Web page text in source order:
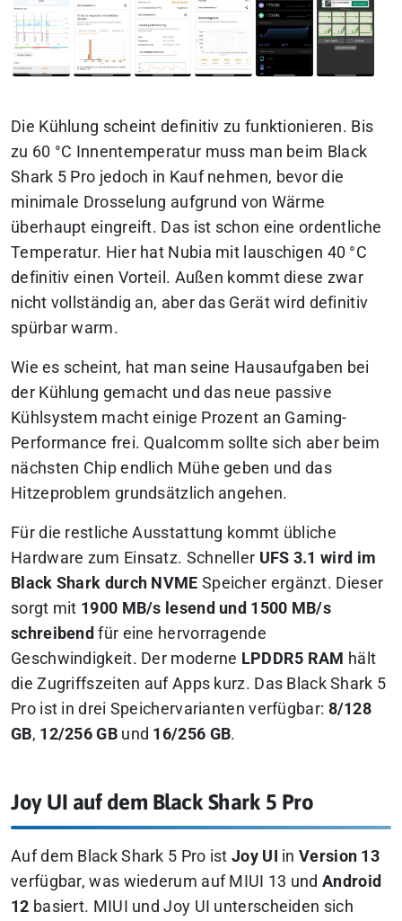
Die Kühlung scheint definitiv zu funktionieren. Bis
zu 60 °C Innentemperatur muss man beim Black
Shark 5 Pro jedoch in Kauf nehmen, bevor die
minimale Drosselung aufgrund von Wärme
überhaupt eingreift. Das ist schon eine ordentliche
Temperatur. Hier hat Nubia mit lauschigen 40 °C
definitiv einen Vorteil. Außen kommt diese zwar
nicht vollständig an, aber das Gerät wird definitiv
spürbar warm.
Wie es scheint, hat man seine Hausaufgaben bei
der Kühlung gemacht und das neue passive
Kühlsystem macht einige Prozent an Gaming-
Performance frei. Qualcomm sollte sich aber beim
nächsten Chip endlich Mühe geben und das
Hitzeproblem grundsätzlich angehen.
Für die restliche Ausstattung kommt übliche
Hardware zum Einsatz. Schneller UFS 3.1 wird im
Black Shark durch NVME Speicher ergänzt. Dieser
sorgt mit 1900 MB/s lesend und 1500 MB/s
schreibend für eine hervorragende
Geschwindigkeit. Der moderne LPDDR5 RAM hält
die Zugriffszeiten auf Apps kurz. Das Black Shark 5
Pro ist in drei Speichervarianten verfügbar: 8/128
GB, 12/256 GBund 16/256 GB.
Joy UI auf dem Black Shark 5 Pro
Auf dem Black Shark 5 Pro ist Joy UI inVersion 13
verfügbar, was wiederum auf MIUI 13 und Android
12 basiert. MIUI und Joy UI unterscheiden sich